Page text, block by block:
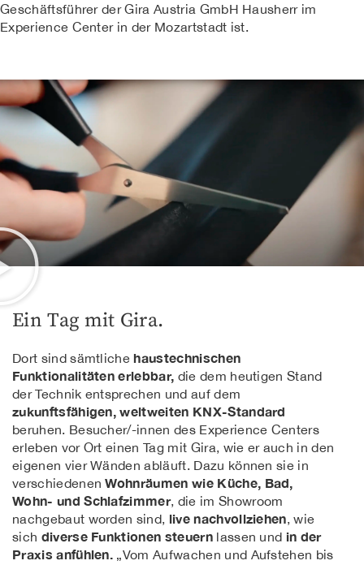
Geschäftsführer der Gira Austria GmbH Hausherr im
Experience Center in der Mozartstadt ist.
Ein Tag mit Gira.
Dort sind sämtlichehaustechnischen
Funktionalitäten erlebbar, die dem heutigen Stand
der Technik entsprechen und auf dem
zukunftsfähigen, weltweiten KNX-Standard
beruhen. Besucher/-innen des Experience Centers
erleben vor Ort einen Tag mit Gira, wie er auch in den
eigenen vier Wänden abläuft. Dazu können sie in
verschiedenenWohnräumen wie Küche, Bad,
Wohn- und Schlafzimmer, die im Showroom
nachgebaut worden sind, live nachvollziehen, wie
sich diverse Funktionen steuernlassen und in der
Praxis anfühlen. „Vom Aufwachen und Aufstehen bis